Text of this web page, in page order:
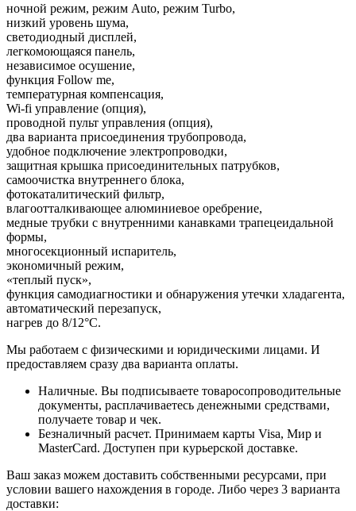
ночной режим, режим Auto, режим Turbo,
низкий уровень шума,
светодиодный дисплей,
легкомоющаяся панель,
независимое осушение,
функция Follow me,
температурная компенсация,
Wi-fi управление (опция),
проводной пульт управления (опция),
два варианта присоединения трубопровода,
удобное подключение электропроводки,
защитная крышка присоединительных патрубков,
самоочистка внутреннего блока,
фотокаталитический фильтр,
влагоотталкивающее алюминиевое оребрение,
медные трубки с внутренними канавками трапецеидальной
формы,
многосекционный испаритель,
экономичный режим,
«теплый пуск»,
функция самодиагностики и обнаружения утечки хладагента,
автоматический перезапуск,
нагрев до 8/12°С.
Мы работаем с физическими и юридическими лицами. И
предоставляем сразу два варианта оплаты.
Наличные. Вы подписываете товаросопроводительные
документы, расплачиваетесь денежными средствами,
получаете товар и чек.
Безналичный расчет. Принимаем карты Visa, Мир и
MasterCard. Доступен при курьерской доставке.
Ваш заказ можем доставить собственными ресурсами, при
условии вашего нахождения в городе. Либо через 3 варианта
доставки: